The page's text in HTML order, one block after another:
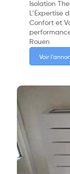
Isolation
L’Expertise
Confort et
Rouen
Voir